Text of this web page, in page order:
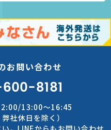
お問い合わせ
8181
13:00～16:45
社休日を除く）